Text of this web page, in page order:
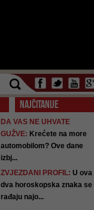
NAJČITANIJE
DA VAS NE UHVATE
GUŽVE: Krećete na more
automobilom? Ove dane
izbj...
ZVJEZDANI PROFIL: U ova
dva horoskopska znaka se
rađaju najo...